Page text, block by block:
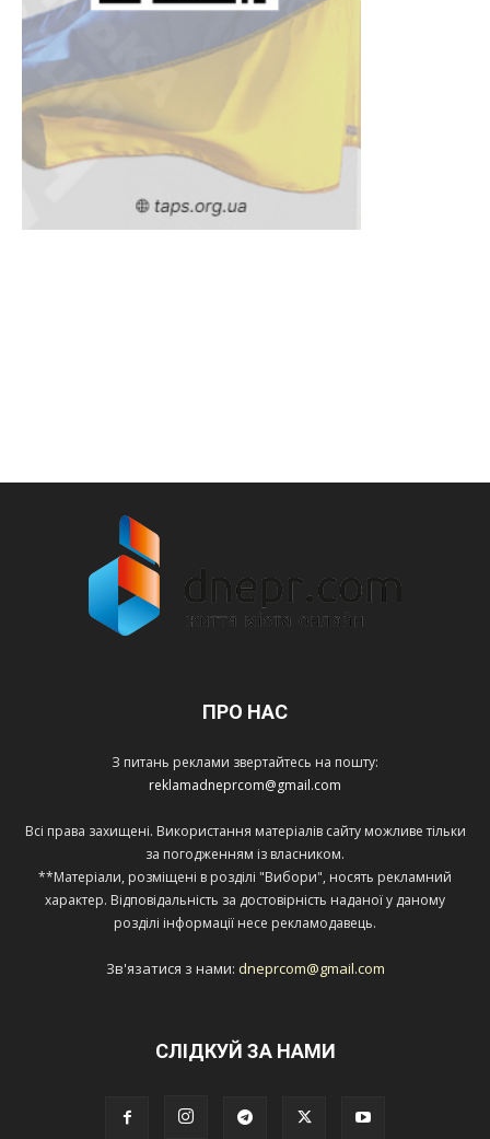
ПРО НАС
З питань реклами звертайтесь на пошту:
reklamadneprcom@gmail.com
Всі права захищені. Використання матеріалів сайту можливе тільки
за погодженням із власником.
**Матеріали, розміщені в розділі "Вибори", носять рекламний
характер. Відповідальність за достовірність наданої у даному
розділі інформації несе рекламодавець.
Зв'язатися з нами: dneprcom@gmail.com
СЛІДКУЙ ЗА НАМИ